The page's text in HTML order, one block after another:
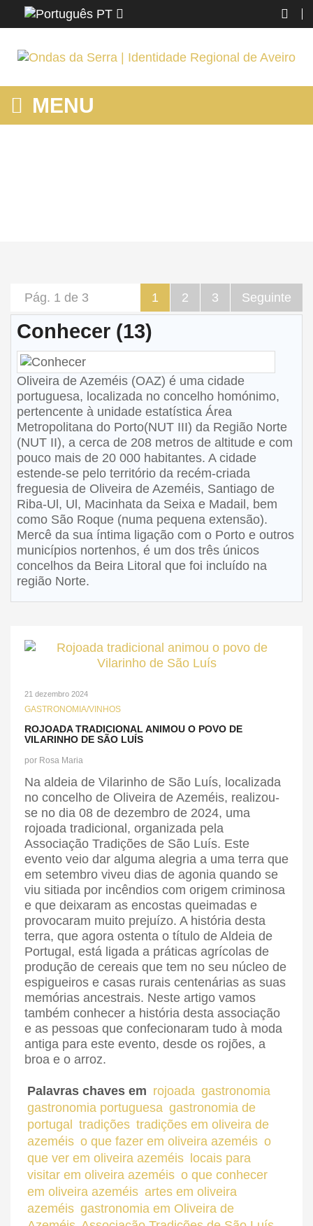
PT
MENU
1 2 3 Seguinte
Pág. 1 de 3
Conhecer (13)
Oliveira de Azeméis (OAZ) é uma cidade
portuguesa, localizada no concelho homónimo,
pertencente à unidade estatística Área
Metropolitana do Porto(NUT III) da Região Norte
(NUT II), a cerca de 208 metros de altitude e com
pouco mais de 20 000 habitantes. A cidade
estende-se pelo território da recém-criada
freguesia de Oliveira de Azeméis, Santiago de
Riba-Ul, Ul, Macinhata da Seixa e Madail, bem
como São Roque (numa pequena extensão).
Mercê da sua íntima ligação com o Porto e outros
municípios nortenhos, é um dos três únicos
concelhos da Beira Litoral que foi incluído na
região Norte.
21 dezembro 2024
GASTRONOMIA/VINHOS
ROJOADA TRADICIONAL ANIMOU O POVO DE
VILARINHO DE SÃO LUÍS
por Rosa Maria
Na aldeia de Vilarinho de São Luís, localizada
no concelho de Oliveira de Azeméis, realizou-
se no dia 08 de dezembro de 2024, uma
rojoada tradicional, organizada pela
Associação Tradições de São Luís. Este
evento veio dar alguma alegria a uma terra que
em setembro viveu dias de agonia quando se
viu sitiada por incêndios com origem criminosa
e que deixaram as encostas queimadas e
provocaram muito prejuízo. A história desta
terra, que agora ostenta o título de Aldeia de
Portugal, está ligada a práticas agrícolas de
produção de cereais que tem no seu núcleo de
espigueiros e casas rurais centenárias as suas
memórias ancestrais. Neste artigo vamos
também conhecer a história desta associação
e as pessoas que confecionaram tudo à moda
antiga para este evento, desde os rojões, a
broa e o arroz.
Palavras chaves em rojoada gastronomia
gastronomia portuguesa gastronomia de
portugal
tradições tradições em oliveira de
azeméis o que fazer em oliveira azeméis o
que ver em oliveira azeméis
locais para
visitar em oliveira azeméis o que conhecer
em oliveira azeméis artes em oliveira
azeméis gastronomia em Oliveira de